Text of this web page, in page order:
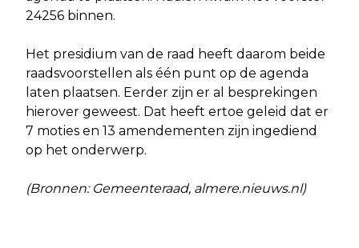
24256 binnen.
Het presidium van de raad heeft daarom beide
raadsvoorstellen als één punt op de agenda
laten plaatsen. Eerder zijn er al besprekingen
hierover geweest. Dat heeft ertoe geleid dat er
7 moties en 13 amendementen zijn ingediend
op het onderwerp.
(Bronnen: Gemeenteraad, almere.nieuws.nl)